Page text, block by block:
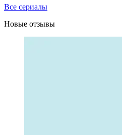
Все сериалы
Новые отзывы